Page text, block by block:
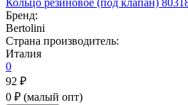
Бренд:
Bertolini
Страна производитель:
Италия
0
92 ₽
0 ₽ (малый опт)